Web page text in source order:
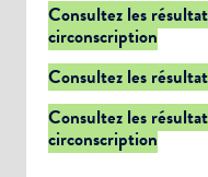
Consultez les
circonscription
Consultez les
Consultez les
circonscription